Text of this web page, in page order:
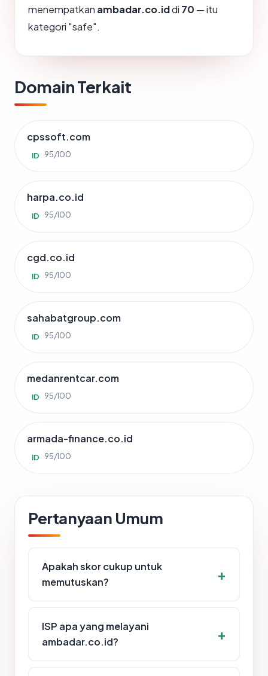
menempatkan ambadar.co.iddi 70 — itu
kategori "safe".
Domain Terkait
cpssoft.com
ID 95/100
harpa.co.id
ID 95/100
cgd.co.id
ID 95/100
sahabatgroup.com
ID 95/100
medanrentcar.com
ID 95/100
armada-finance.co.id
ID 95/100
Pertanyaan Umum
Apakah skor cukup untuk
memutuskan?
ISP apa yang melayani
ambadar.co.id?